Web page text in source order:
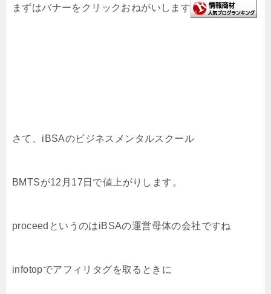
まずはバナーをクリックおねがいします
さて、iBSAのビジネスメンタルスクール
BMTSが12月17日で値上がりします。
proceedというのはiBSAの運営母体の会社ですね
infotopでアフィリタグを取るときに